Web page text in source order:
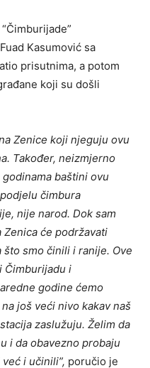
Kasumović sa
prisutnima, a potom
koji su došli
Zenice koji njeguju ovu
Također, neizmjerno
baštini ovu
čimbura
nije narod. Dok sam
Zenica će podržavati
smo činili i ranije. Ove
Čimburijadu i
godine ćemo
još veći nivo kakav naš
zaslužuju. Želim da
i da obavezno probaju
i učinili”, poručio je